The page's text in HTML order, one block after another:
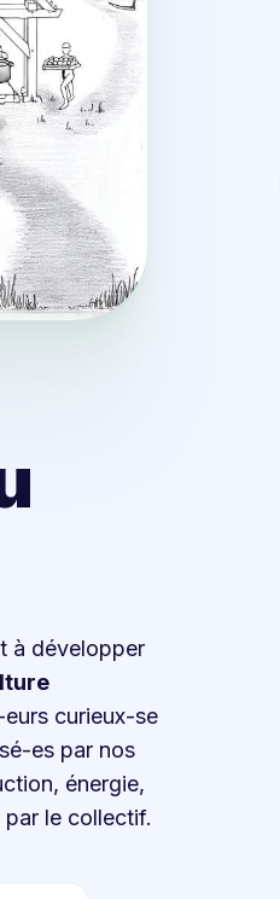
à développer
curieux-se
es par nos
énergie,
le collectif.